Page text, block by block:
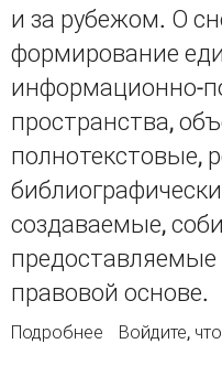
и за рубежом. О
формирование
информационно-
пространства,
полнотекстовые,
создаваемые,
правовой основе.
Подробнее оВойдите,